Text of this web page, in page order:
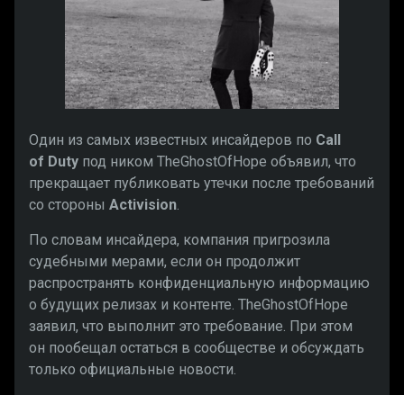
Один из самых известных инсайдеров по Call
of Duty под ником TheGhostOfHope объявил, что
прекращает публиковать утечки после требований
со стороны Activision.
По словам инсайдера, компания пригрозила
судебными мерами, если он продолжит
распространять конфиденциальную информацию
о будущих релизах и контенте. TheGhostOfHope
заявил, что выполнит это требование. При этом
он пообещал остаться в сообществе и обсуждать
только официальные новости.